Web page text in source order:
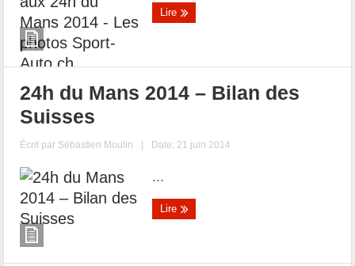
Lire
24h du Mans 2014 – Bilan des
Suisses
Écrit par Sébastien Moulin | Date: 21 juin 2014
...
Lire